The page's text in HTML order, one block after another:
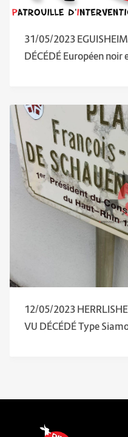
31/05/2023
DÉCÉDÉ Européen noir
12/05/2023
VU DÉCÉDÉ Type